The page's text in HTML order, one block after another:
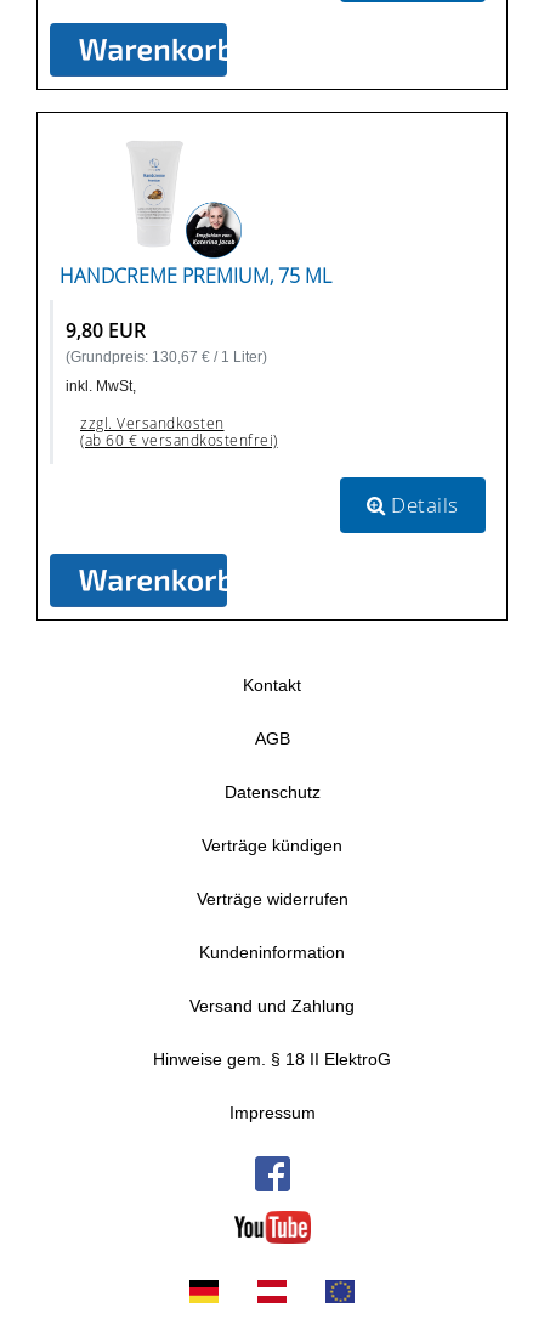
HANDCREME PREMIUM, 75 ML
9,80 EUR
(Grundpreis: 130,67 € / 1 Liter)
inkl. MwSt,
zzgl. Versandkosten
(ab 60 € versandkostenfrei)
Details
Kontakt
AGB
Datenschutz
Verträge kündigen
Verträge widerrufen
Kundeninformation
Versand und Zahlung
Hinweise gem. § 18 II ElektroG
Impressum